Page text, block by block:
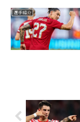
選手紹介